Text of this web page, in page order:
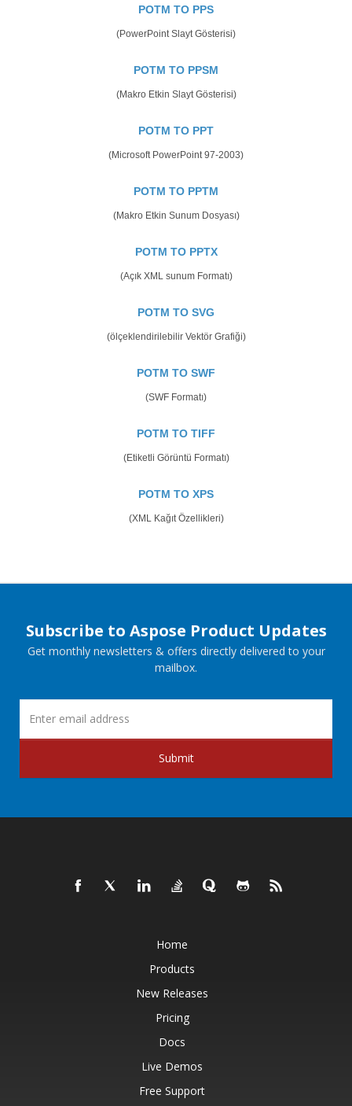
POTM TO PPS
(PowerPoint Slayt Gösterisi)
POTM TO PPSM
(Makro Etkin Slayt Gösterisi)
POTM TO PPT
(Microsoft PowerPoint 97-2003)
POTM TO PPTM
(Makro Etkin Sunum Dosyası)
POTM TO PPTX
(Açık XML sunum Formatı)
POTM TO SVG
(ölçeklendirilebilir Vektör Grafiği)
POTM TO SWF
(SWF Formatı)
POTM TO TIFF
(Etiketli Görüntü Formatı)
POTM TO XPS
(XML Kağıt Özellikleri)
Subscribe to Aspose Product Updates
Get monthly newsletters & offers directly delivered to your
mailbox.
Submit
Home
Products
New Releases
Pricing
Docs
Live Demos
Free Support